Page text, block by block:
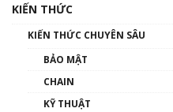
KIẾN THỨC
KIẾN THỨC CHUYÊN SÂU
BẢO MẬT
CHAIN
KỸ THUẬT